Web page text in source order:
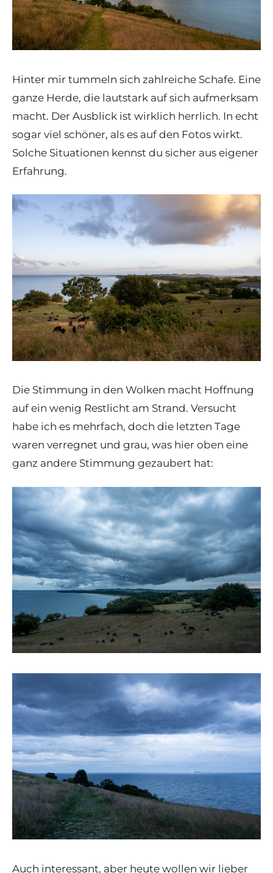
Hinter mir tummeln sich zahlreiche Schafe. Eine
ganze Herde, die lautstark auf sich aufmerksam
macht. Der Ausblick ist wirklich herrlich. In echt
sogar viel schöner, als es auf den Fotos wirkt.
Solche Situationen kennst du sicher aus eigener
Erfahrung.
Die Stimmung in den Wolken macht Hoffnung
auf ein wenig Restlicht am Strand. Versucht
habe ich es mehrfach, doch die letzten Tage
waren verregnet und grau, was hier oben eine
ganz andere Stimmung gezaubert hat:
Auch interessant, aber heute wollen wir lieber